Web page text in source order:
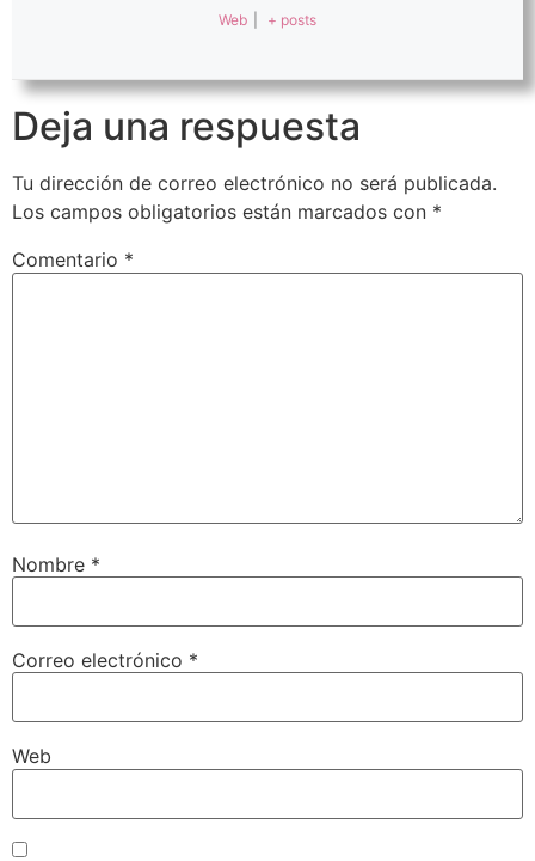
Web + posts
Deja una respuesta
Tu dirección de correo electrónico no será publicada.
Los campos obligatorios están marcados con *
Comentario *
Nombre *
Correo electrónico *
Web